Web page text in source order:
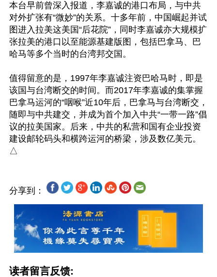
本台早前曾深入报道，李嘉诚的港口布局，与中共
对外扩张有“微妙”的关系。十多年前，中国崛起并试
图进入拉美这美国“后花院”，同时李嘉诚亦大规模扩
张拉美的港口以至能源基建版图，包括巴拿马、巴
哈马等多个当时的台湾邦交国。
值得留意的是，1997年李嘉诚注资巴哈马时，即是
该国与台湾断交的时间。而2017年李嘉诚的集掌握
巴拿马运河的“咽喉”近10年后，巴拿马与台湾断交，
随即与中共建交，并成为首个加入中共“一带一路”倡
议的拉美国家。后来，中共的私营和国有企业投资
建设邮轮码头和横跨运河的桥梁，涉及数亿美元。
分享到：
读者留言反馈: